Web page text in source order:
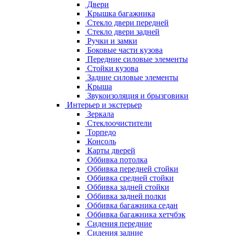
Двери
Крышка багажника
Стекло двери передней
Стекло двери задней
Ручки и замки
Боковые части кузова
Передние силовые элементы
Стойки кузова
Задние силовые элементы
Крыша
Звукоизоляция и брызговики
Интерьер и экстерьер
Зеркала
Стеклоочистители
Торпедо
Консоль
Карты дверей
Оббивка потолка
Оббивка передней стойки
Оббивка средней стойки
Оббивка задней стойки
Оббивка задней полки
Оббивка багажника седан
Оббивка багажника хетчбэк
Сидения передние
Сидения задние